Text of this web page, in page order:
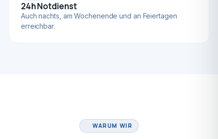
24h Notdienst
Auch nachts, am Wochenende und an Feiertagen
erreichbar.
WARUM WIR